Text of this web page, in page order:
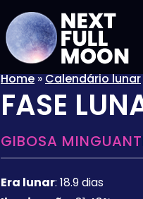
Home»Calendário lunar
FASE
GIBOSA
Era lunar: 18.9 dias